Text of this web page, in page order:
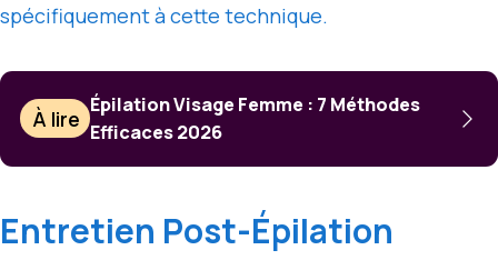
spécifiquement à cette technique.
À lire
Épilation Visage Femme : 7 Méthodes
Efficaces 2026
Entretien Post-Épilation